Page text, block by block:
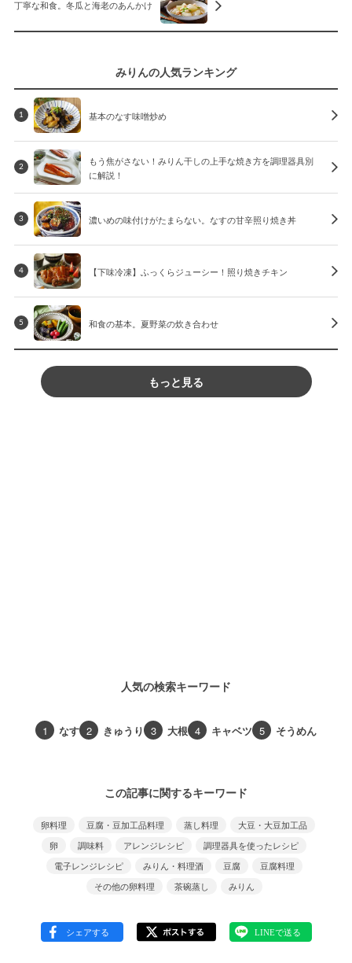
丁寧な和食。冬瓜と海老のあんかけ
みりんの人気ランキング
1 基本のなす味噌炒め
2
もう焦がさない！みりん干しの上手な焼き方を調理器具別
に解説！
3 濃いめの味付けがたまらない。なすの甘辛照り焼き丼
4 【下味冷凍】ふっくらジューシー！照り焼きチキン
5 和食の基本。夏野菜の炊き合わせ
もっと見る
人気の検索キーワード
1 なす 2 きゅうり 3 大根 4 キャベツ 5 そうめん
この記事に関するキーワード
卵料理 豆腐・豆加工品料理 蒸し料理
大豆・大豆加工品
卵
調味料 アレンジレシピ
調理器具を使ったレシピ
電子レンジレシピ
みりん・料理酒 豆腐
豆腐料理
その他の卵料理
茶碗蒸し みりん